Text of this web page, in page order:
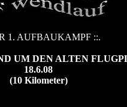
1. AUFBAUKAMPF ::.
UM DEN ALTEN
18.6.08
(10 Kilometer)